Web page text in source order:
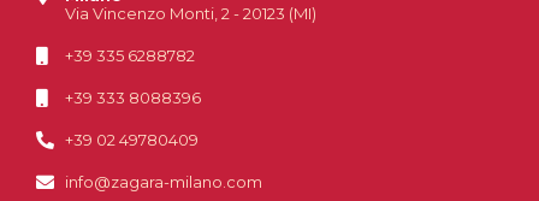
Via Vincenzo Monti, 2 - 20123 (MI)
+39 335 6288782
+39 333 8088396
+39 02 49780409
info@zagara-milano.com